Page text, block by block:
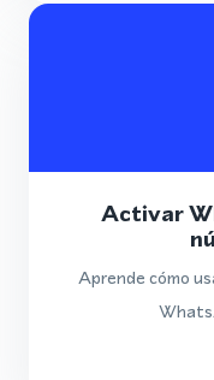
Activar
Aprende cómo